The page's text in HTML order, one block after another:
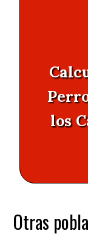
los
Otras